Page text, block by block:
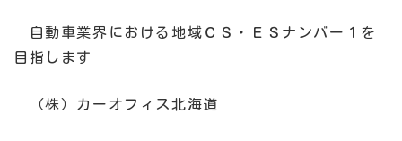
自動車業界における地域ＣＳ・ＥＳナンバー１を
目指します
（株）カーオフィス北海道